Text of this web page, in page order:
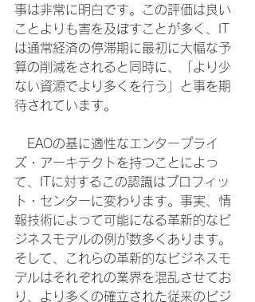
事は非常に明白です。この評価は良い
ことよりも害を及ぼすことが多く、IT
は通常経済の停滞期に最初に大幅な予
算の削減をされると同時に、「より少
ない資源でより多くを行う」と事を期
待されています。
EAOの基に適性なエンタープライ
ズ・アーキテクトを持つことによっ
て、ITに対するこの認識はプロフィッ
ト・センターに変わります。事実、情
報技術によって可能になる革新的なビ
ジネスモデルの例が数多くあります。
そして、これらの革新的なビジネスモ
デルはそれぞれの業界を混乱させてお
り、より多くの確立された従来のビジ